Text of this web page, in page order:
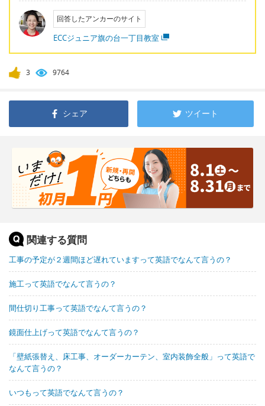
回答したアンカーのサイト
ECCジュニア旗の台一丁目教室
3 9764
シェア ツイート
関連する質問
工事の予定が２週間ほど遅れていますって英語でなんて言うの？
施工って英語でなんて言うの？
間仕切り工事って英語でなんて言うの？
鏡面仕上げって英語でなんて言うの？
「壁紙張替え、床工事、オーダーカーテン、室内装飾全般」って英語で
なんて言うの？
いつもって英語でなんて言うの？